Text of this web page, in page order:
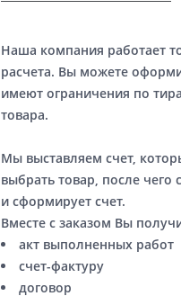
Наша компания работает
расчета. Вы можете
имеют ограничения по
товара.
Мы выставляем счет,
выбрать товар, после
и сформирует счет.
Вместе с заказом Вы
акт выполненных работ
счет-фактуру
договор